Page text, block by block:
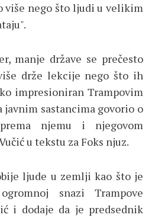
više nego što ljudi u velikim
manje države se prečesto
drže lekcije nego što ih
impresioniran Trampovim
javnim sastancima govorio o
njemu i njegovom
u tekstu za Foks njuz.
ljude u zemlji kao što je
snazi Trampove
i dodaje da je predsednik